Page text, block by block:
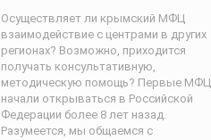
Осуществляет ли крымский МФЦ
взаимодействие с центрами в других
регионах? Возможно, приходится
получать консультативную,
методическую помощь? Первые МФЦ
начали открываться в Российской
Федерации более 8 лет назад.
Разумеется, мы общаемся с